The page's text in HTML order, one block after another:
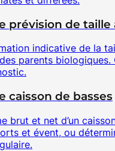
prévision de taille
indicative de la
parents biologiques.
caisson de basses
brut et net d’un
et évent, ou